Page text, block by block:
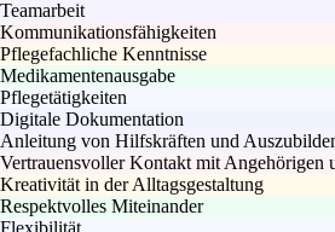
Teamarbeit
Kommunikationsfähigkeiten
Pflegefachliche Kenntnisse
Medikamentenausgabe
Pflegetätigkeiten
Digitale Dokumentation
Anleitung von Hilfskräften und
Vertrauensvoller Kontakt mit Angehörigen
Kreativität in der Alltagsgestaltung
Respektvolles Miteinander
Flexibilität